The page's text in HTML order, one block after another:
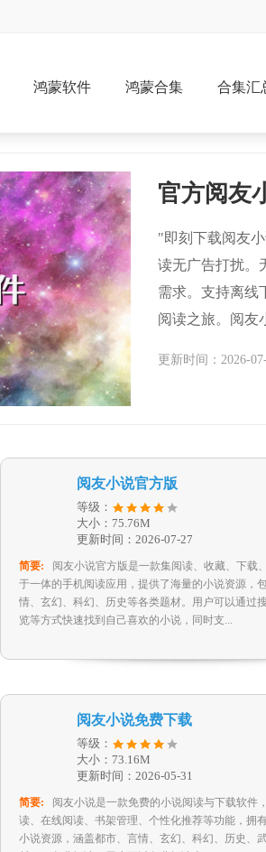
鸿蒙软件 鸿蒙合集 合集汇
官方阅友
"即刻下载阅友
读无广告打扰。
需求。支持离线
阅读之旅。阅
更新时间：2026-
阅友小说官方版
等级：
大小：75.76M
更新时间：2026-07-27
简要:
阅友小说官方版是一款集阅读、收藏、下载
于一体的手机阅读应用，提供了海量的小说资源，
情、玄幻、科幻、历史等各类题材。用户可以通过
览等方式快速找到自己喜欢的小说，同时支...
阅友小说免费下载
等级：
大小：73.16M
更新时间：2026-05-31
简要:
阅友小说是一款免费的小说阅读与下载软件
读、在线阅读、书架管理、个性化推荐等功能，拥
小说资源，涵盖都市、言情、玄幻、科幻、历史、